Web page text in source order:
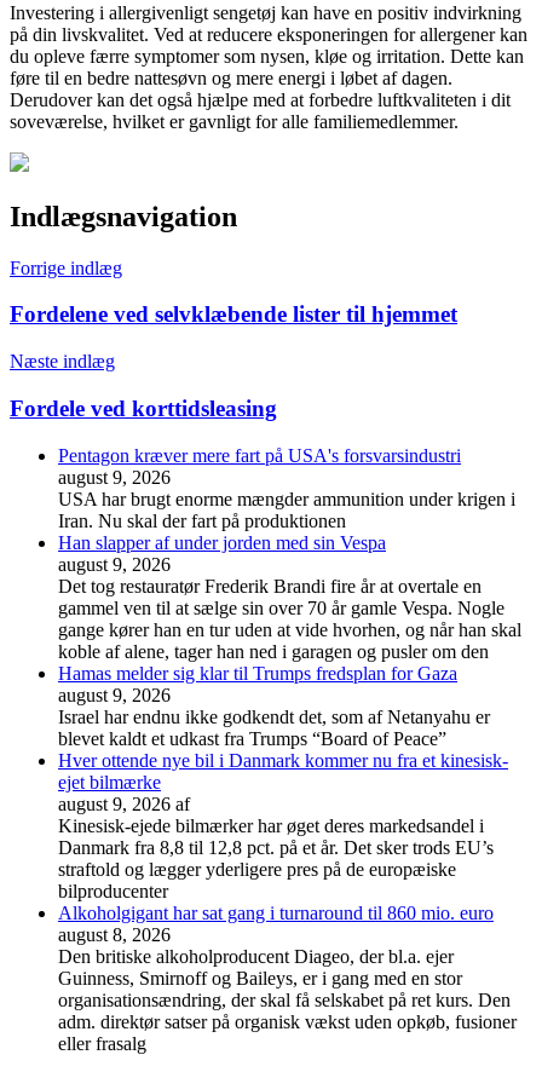
Investering i allergivenligt sengetøj kan have en positiv indvirkning
på din livskvalitet. Ved at reducere eksponeringen for allergener kan
du opleve færre symptomer som nysen, kløe og irritation. Dette kan
føre til en bedre nattesøvn og mere energi i løbet af dagen.
Derudover kan det også hjælpe med at forbedre luftkvaliteten i dit
soveværelse, hvilket er gavnligt for alle familiemedlemmer.
Indlægsnavigation
Forrige indlæg
Fordelene ved selvklæbende lister til hjemmet
Næste indlæg
Fordele ved korttidsleasing
Pentagon kræver mere fart på USA's forsvarsindustri
august 9, 2026
USA har brugt enorme mængder ammunition under krigen i
Iran. Nu skal der fart på produktionen
Han slapper af under jorden med sin Vespa
august 9, 2026
Det tog restauratør Frederik Brandi fire år at overtale en
gammel ven til at sælge sin over 70 år gamle Vespa. Nogle
gange kører han en tur uden at vide hvorhen, og når han skal
koble af alene, tager han ned i garagen og pusler om den
Hamas melder sig klar til Trumps fredsplan for Gaza
august 9, 2026
Israel har endnu ikke godkendt det, som af Netanyahu er
blevet kaldt et udkast fra Trumps “Board of Peace”
Hver ottende nye bil i Danmark kommer nu fra et kinesisk-
ejet bilmærke
august 9, 2026 af
Kinesisk-ejede bilmærker har øget deres markedsandel i
Danmark fra 8,8 til 12,8 pct. på et år. Det sker trods EU’s
straftold og lægger yderligere pres på de europæiske
bilproducenter
Alkoholgigant har sat gang i turnaround til 860 mio. euro
august 8, 2026
Den britiske alkoholproducent Diageo, der bl.a. ejer
Guinness, Smirnoff og Baileys, er i gang med en stor
organisationsændring, der skal få selskabet på ret kurs. Den
adm. direktør satser på organisk vækst uden opkøb, fusioner
eller frasalg